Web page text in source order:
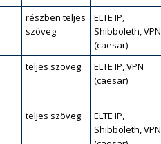
részben teljes
szöveg
ELTE IP,
Shibboleth, VPN
(caesar)
teljes szöveg
ELTE IP, VPN
(caesar)
teljes szöveg
ELTE IP,
Shibboleth, VPN